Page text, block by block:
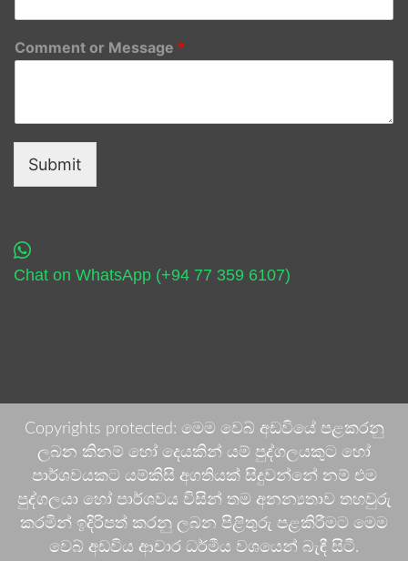
Comment or Message *
Submit
Chat on WhatsApp (+94 77 359 6107)
Copyrights protected: මෙම වෙබ් අඩවියේ පළකරනු
ලබන කිනම් හෝ දෙයකින් යම් පුද්ගලයකුට හෝ
පාර්ශවයකට යම්කිසි අගතියක් සිදුවන්නේ නම් එම
පුද්ගලයා හෝ පාර්ශවය විසින් තම අනන්‍යතාව තහවුරු
කරමින් ඉදිරිපත් කරනු ලබන පිළිතුරු පළකිරීමට මෙම
වෙබ් අඩවිය ආචාර ධර්මීය වශයෙන් බැඳී සිටී.